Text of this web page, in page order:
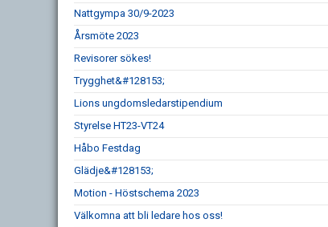
Nattgympa 30/9-2023
Årsmöte 2023
Revisorer sökes!
Trygghet&#128153;
Lions ungdomsledarstipendium
Styrelse HT23-VT24
Håbo Festdag
Glädje&#128153;
Motion - Höstschema 2023
Välkomna att bli ledare hos oss!